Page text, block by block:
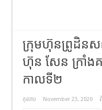
ក្រុមហ៊ុនព្រូដិនស
ហ៊ុន សែន ក្រាំងគ
កាលទី២
កុលាប November 23, 2020